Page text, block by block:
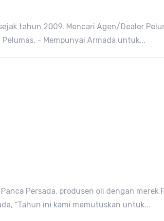
tahun 2009. Mencari Agen/Dealer
- Mempunyai Armada untuk...
Persada, produsen oli dengan merek
“Tahun ini kami memutuskan untuk...